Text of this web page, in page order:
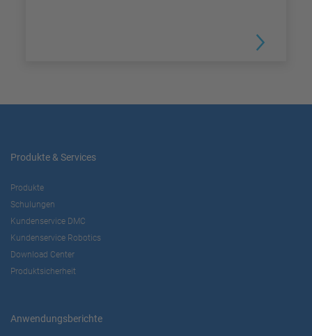
Produkte & Services
Produkte
Schulungen
Kundenservice DMC
Kundenservice Robotics
Download Center
Produktsicherheit
Anwendungsberichte